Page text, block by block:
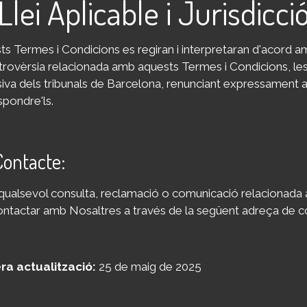
Aplicable i
Termes i Condicions es regiran i interpretaran d'acord
relacionada amb aquests Termes i Condicions,
dels tribunals de Barcelona, renunciant expressament
consulta, reclamació o comunicació
amb Nosaltres a través de la següent adreça de
actualització: 25 de maig de 2025